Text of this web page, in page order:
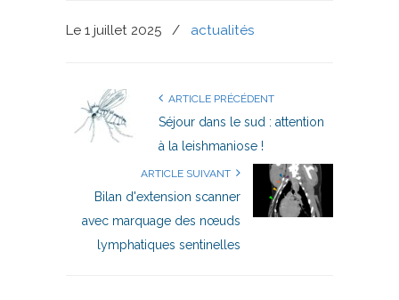
Le 1 juillet 2025 / actualités
ARTICLE PRÉCÉDENT
Séjour dans le sud : attention
à la leishmaniose !
ARTICLE SUIVANT
Bilan d'extension scanner
avec marquage des nœuds
lymphatiques sentinelles